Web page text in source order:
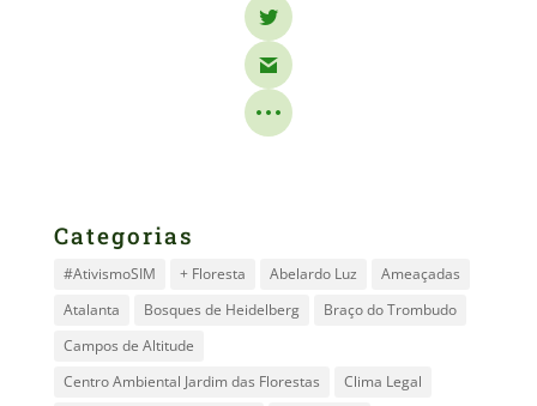
Categorias
#AtivismoSIM + Floresta Abelardo Luz
Ameaçadas
Atalanta
Bosques de Heidelberg
Braço do Trombudo
Campos de Altitude
Centro Ambiental Jardim das Florestas
Clima Legal